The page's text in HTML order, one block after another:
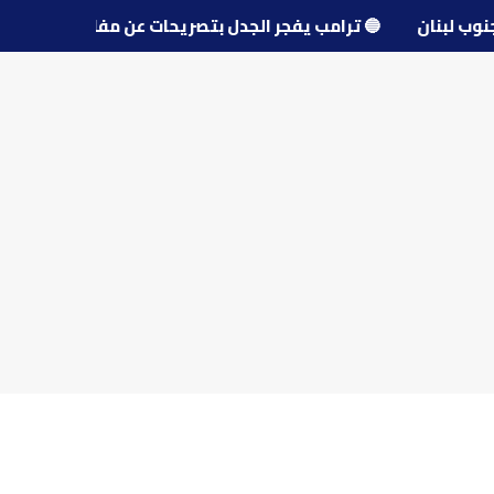
جنوب لبنان 🔵ترامب يفجر الجدل بتصريحات عن مفاوضات